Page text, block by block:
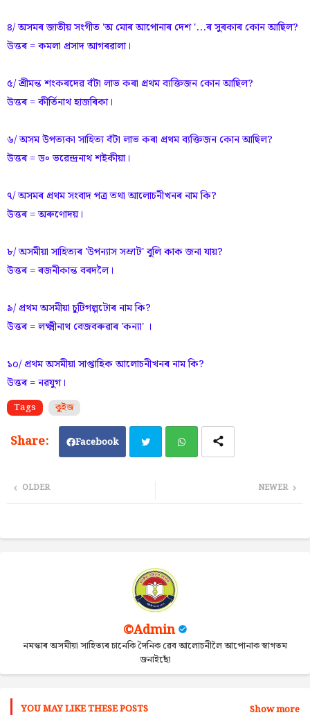
৪/ অসমৰ জাতীয় সংগীত 'অ মোৰ আপোনাৰ দেশ '...ৰ সুৰকাৰ কোন আছিল?
উত্তৰ = কমলা প্ৰসাদ আগৰৱালা।
৫/ শ্ৰীমন্ত শংকৰদেৱ বঁটা লাভ কৰা প্ৰথম ব্যক্তিজন কোন আছিল?
উত্তৰ = কীৰ্তিনাথ হাজৰিকা।
৬/ অসম উপত্যকা সাহিত্য বঁটা লাভ কৰা প্ৰথম ব্যক্তিজন কোন আছিল?
উত্তৰ = ড৹ ভৱেন্দ্ৰনাথ শইকীয়া।
৭/ অসমৰ প্ৰথম সংবাদ পত্ৰ তথা আলোচনীখনৰ নাম কি?
উত্তৰ = অৰুণোদয়।
৮/ অসমীয়া সাহিত্যৰ 'উপন্যাস সম্ৰাট' বুলি কাক জনা যায়?
উত্তৰ = ৰজনীকান্ত বৰদলৈ।
৯/ প্ৰথম অসমীয়া চুটিগল্পটোৰ নাম কি?
উত্তৰ = লক্ষ্মীনাথ বেজবৰুৱাৰ 'কন্যা' ।
১০/ প্ৰথম অসমীয়া সাপ্তাহিক আলোচনীখনৰ নাম কি?
উত্তৰ = নৱযুগ।
Tags কুইজ
Facebook
ap
NEWER
OLDER
©Admin
নমস্কাৰ অসমীয়া সাহিত্যৰ চানেকি দৈনিক ৱেব আলোচনীলৈ আপোনাক স্বাগতম
জনাইছোঁ
YOU MAY LIKE THESE POSTS Show more